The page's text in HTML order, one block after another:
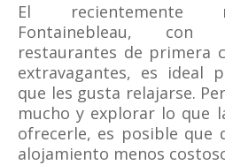
El recientemente
Fontainebleau, con
restaurantes de primera
extravagantes, es ideal
que les gusta relajarse.
mucho y explorar lo que
ofrecerle, es posible que
alojamiento menos